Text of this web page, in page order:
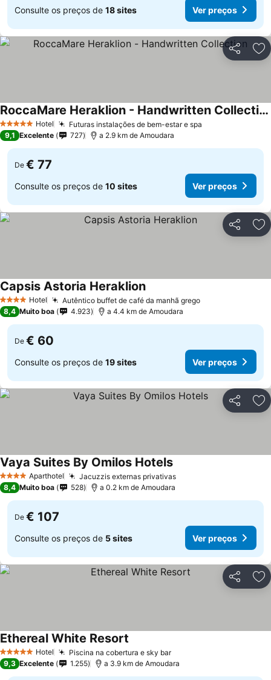
Consulte os preços de 18 sites Ver preços
Partilhar
5 Estrelas Hotel Futuras instalações de bem-estar e spa
RoccaMare Heraklion - Handwritten Collection
9,1 Excelente 727 a 2.9 km de Amoudara
De € 77
Consulte os preços de 10 sites Ver preços
Partilhar
4 EstrelasHotel Autêntico buffet de café da manhã grego
Capsis Astoria Heraklion
8,4 Muito boa 4.923 a 4.4 km de Amoudara
De € 60
Consulte os preços de 19 sites Ver preços
Partilhar
4 EstrelasAparthotel Jacuzzis externas privativas
Vaya Suites By Omilos Hotels
8,4 Muito boa 528 a 0.2 km de Amoudara
De € 107
Consulte os preços de 5 sites Ver preços
Partilhar
5 Estrelas Hotel Piscina na cobertura e sky bar
Ethereal White Resort
9,3 Excelente 1.255 a 3.9 km de Amoudara